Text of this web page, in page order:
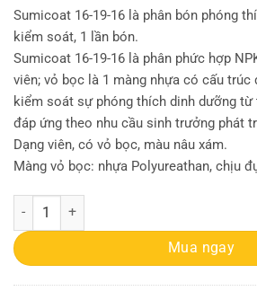
Sumicoat 16-19-16 là phân bón phóng
kiểm soát, 1 lần bón.
Sumicoat 16-19-16 là phân phức hợp
viên; vỏ bọc là 1 màng nhựa có cấu
kiểm soát sự phóng thích dinh dưỡng từ
đáp ứng theo nhu cầu sinh trưởng phát
Dạng viên, có vỏ bọc, màu nâu xám.
Màng vỏ bọc: nhựa Polyureathan, chịu
Gói 100g Phân tan chậm SUMICOAT
Mua ngay